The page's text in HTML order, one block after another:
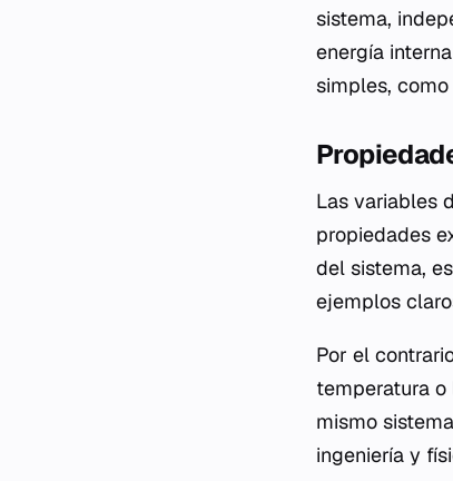
sistema,
energía
simples,
Las variables
propiedades
del sistema,
ejemplos
Por el
temperatura o
mismo
ingeniería y